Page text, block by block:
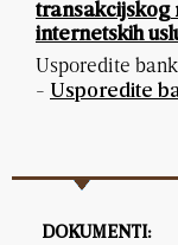
transakcijskog
internetskih
Usporedite
- Usporedite
DOKUMENTI: